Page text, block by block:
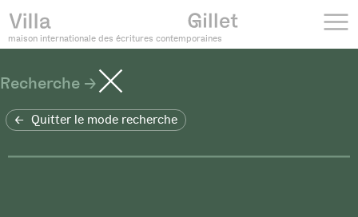
maison internationale des écritures contemporaines
Recherche
Quitter le mode recherche